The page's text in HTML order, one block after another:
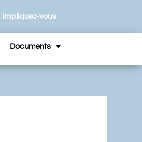
Impliquez-vous
Documents